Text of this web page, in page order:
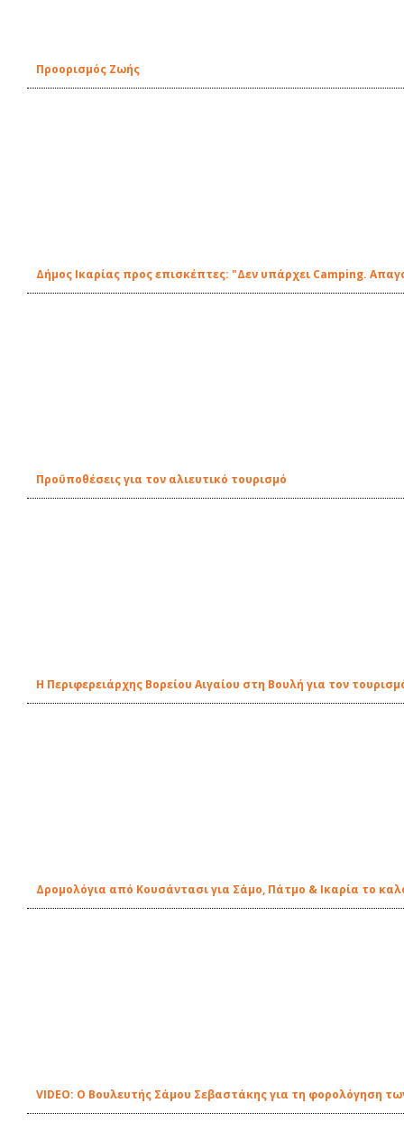
Προορισμός Ζωής
Δήμος Ικαρίας προς επισκέπτες: "Δεν υπάρχει Camping.
Προϋποθέσεις για τον αλιευτικό τουρισμό
Η Περιφερειάρχης Βορείου Αιγαίου στη Βουλή για τον
Δρομολόγια από Κουσάντασι για Σάμο, Πάτμο & Ικαρία το
VIDEO: Ο Βουλευτής Σάμου Σεβαστάκης για τη φορολόγηση